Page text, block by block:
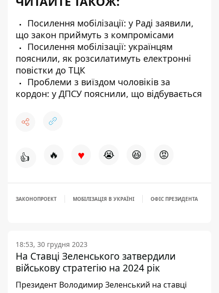
Посилення мобілізації: у Раді заявили,
що закон приймуть з компромісами
Посилення мобілізації: українцям
пояснили, як розсилатимуть електронні
повістки до ТЦК
Проблеми з виїздом чоловіків за
кордон: у ДПСУ пояснили, що відбувається
👍 🔥 ♥ 😭 😆 😡
ЗАКОНОПРОЕКТ МОБІЛІЗАЦІЯ В УКРАЇНІ ОФІС ПРЕЗИДЕНТА
18:53, 30 грудня 2023
На Ставці Зеленського затвердили
військову стратегію на 2024 рік
Президент Володимир Зеленський на ставці